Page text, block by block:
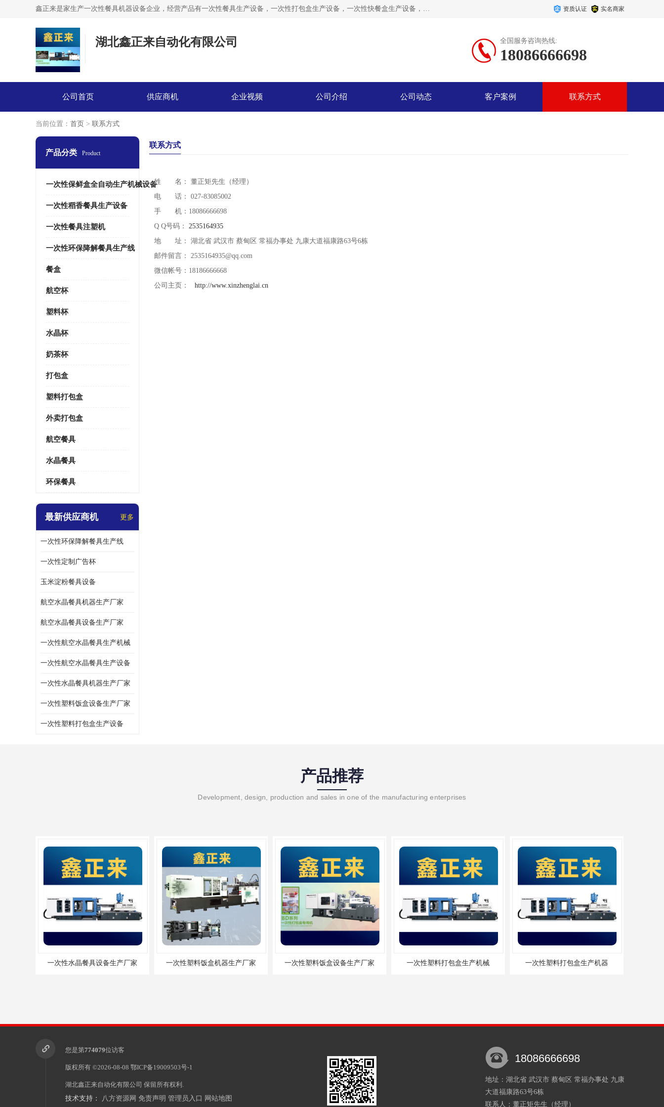
鑫正来是家生产一次性餐具机器设备企业，经营产品有一次性餐具生产设备，一次性打包盒生产设备，一次性快餐盒生产设备，一次性水晶餐具生产设备，一次性塑料餐盒生产设备，一次性外卖饭盒生产设备，一次性餐具机器，一次性打包盒机器，一次性快餐盒机器，一次性塑料餐盒机器，打包盒设备，快餐盒设备，打包盒模具，快餐盒模具，鑫正来设备等 资质认证 实名商家
湖北鑫正来自动化有限公司 全国服务咨询热线:
18086666698
公司首页 供应商机 企业视频 公司介绍 公司动态 客户案例 联系方式
当前位置： 首页 > 联系方式
产品分类 Product
一次性保鲜盒全自动生产机械设备
一次性稻香餐具生产设备
一次性餐具注塑机
一次性环保降解餐具生产线
餐盒
航空杯
塑料杯
水晶杯
奶茶杯
打包盒
塑料打包盒
外卖打包盒
航空餐具
水晶餐具
环保餐具
最新供应商机 更多
一次性环保降解餐具生产线
一次性定制广告杯
玉米淀粉餐具设备
航空水晶餐具机器生产厂家
航空水晶餐具设备生产厂家
一次性航空水晶餐具生产机械
一次性航空水晶餐具生产设备
一次性水晶餐具机器生产厂家
一次性塑料饭盒设备生产厂家
一次性塑料打包盒生产设备
联系方式
姓 名： 董正矩先生 （经理）
电 话： 027-83085002
手 机：18086666698
Q Q号码： 2535164935
地 址： 湖北省 武汉市 蔡甸区 常福办事处 九康大道福康路63号6栋
邮件留言： 2535164935@qq.com
微信帐号：18186666668
公司主页： http://www.xinzhenglai.cn
产品推荐
Development, design, production and sales in one of the manufacturing enterprises
一次性水晶餐具设备生产厂家 一次性塑料饭盒机器生产厂家 一次性塑料饭盒设备生产厂家 一次性塑料打包盒生产机械 一次性塑料打包盒生产机器
一次性塑料打包盒生产设备 一次性塑料餐盒机械生产厂家 一次性塑料餐盒机器生产厂家 一次性塑料餐盒设备生产厂家 一次性快餐盒机械生产厂家
您是第774079位访客
版权所有 ©2026-08-08 鄂ICP备19009503号-1
湖北鑫正来自动化有限公司 保留所有权利.
技术支持：
八方资源网 免责声明 管理员入口 网站地图
18086666698
地址：湖北省 武汉市 蔡甸区 常福办事处 九康
大道福康路63号6栋
联系人：董正矩先生 （经理）